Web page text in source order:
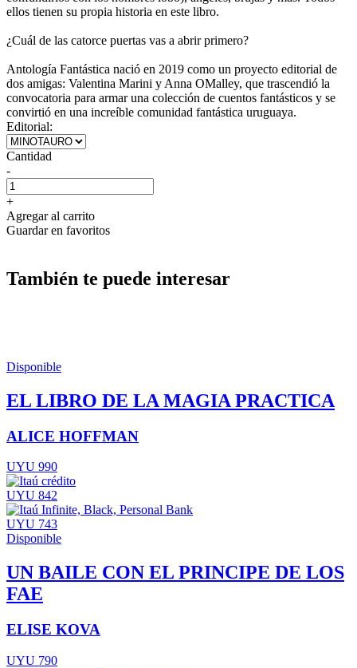
ellos tienen su propia historia en este libro.
¿Cuál de las catorce puertas vas a abrir primero?
Antología Fantástica nació en 2019 como un proyecto editorial de
dos amigas: Valentina Marini y Anna OMalley, que trascendió la
convocatoria para armar una colección de cuentos fantásticos y se
convirtió en una increíble comunidad fantástica uruguaya.
Editorial:
Cantidad
-
+
Agregar al carrito
Guardar en favoritos
También te puede interesar
Disponible
EL LIBRO DE LA MAGIA PRACTICA
ALICE HOFFMAN
UYU 990
UYU 842
UYU 743
Disponible
UN BAILE CON EL PRINCIPE DE LOS
FAE
ELISE KOVA
UYU 790